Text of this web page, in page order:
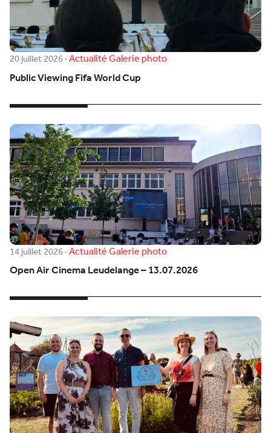
20 juillet 2026·ActualitéGalerie photo
Public Viewing Fifa World Cup
14 juillet 2026·ActualitéGalerie photo
Open Air Cinema Leudelange – 13.07.2026